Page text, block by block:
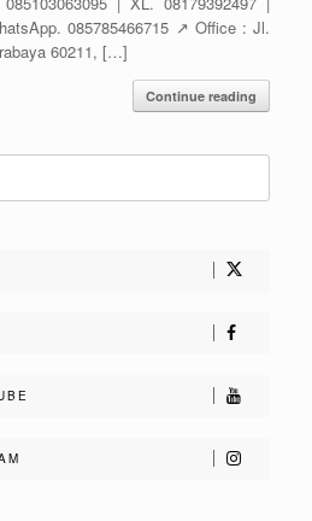
085785466715 ↗️ Office : Jl.
60211, […]
Continue reading